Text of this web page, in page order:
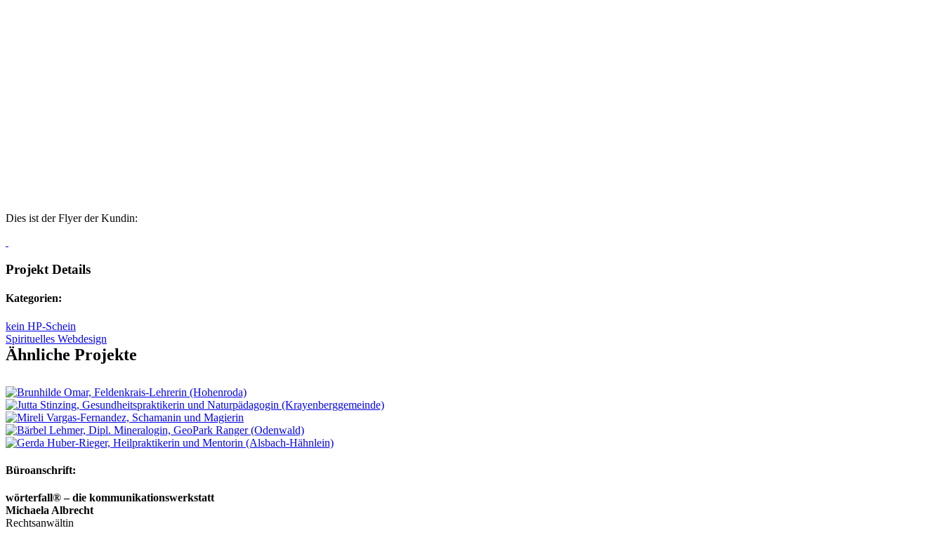
Dies ist der Flyer der Kundin:
Projekt Details
Kategorien:
kein HP-Schein
Spirituelles Webdesign
Ähnliche Projekte
Büroanschrift:
wörterfall® – die kommunikationswerkstatt
Michaela Albrecht
Rechtsanwältin